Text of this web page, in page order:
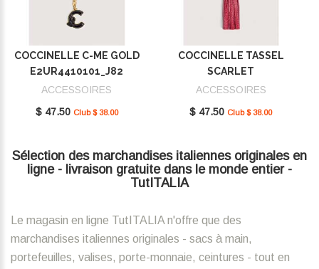
COCCINELLE C-ME GOLD
E2UR4410101_J82
ACCESSOIRES
$ 47.50 Club $ 38.00
COCCINELLE TASSEL
SCARLET
E2MU0410101_R02
ACCESSOIRES
$ 47.50 Club $ 38.00
Sélection des marchandises italiennes originales en
ligne - livraison gratuite dans le monde entier -
TutITALIA
Le magasin en ligne TutITALIA n'offre que des
marchandises italiennes originales - sacs à main,
portefeuilles, valises, porte-monnaie, ceintures - tout en